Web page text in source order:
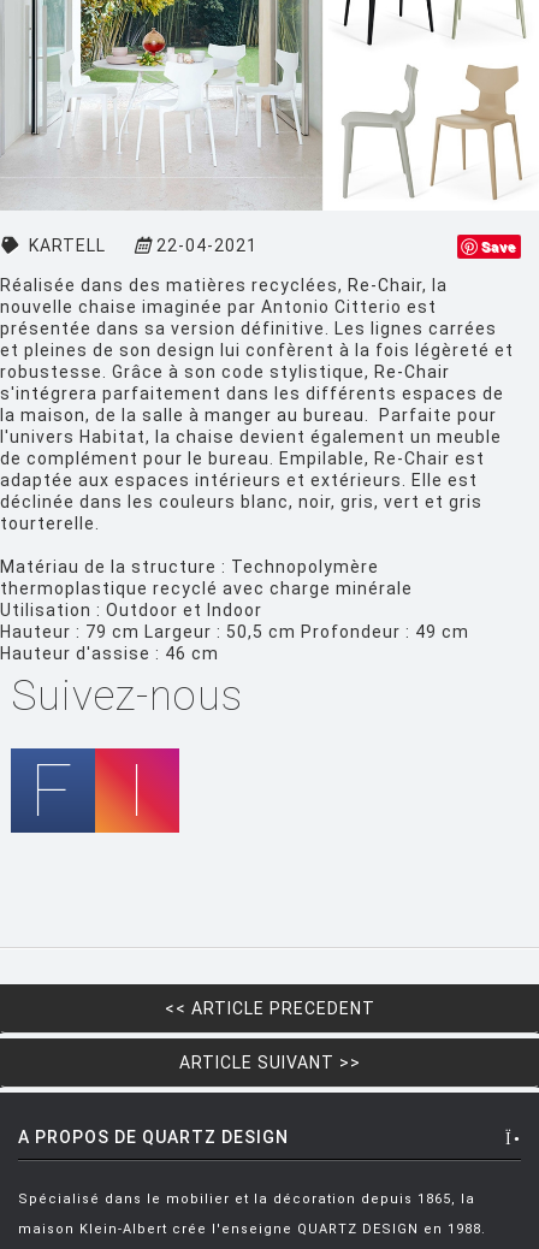
CLASSICON
CRASSEVIG
DESALTO
DESIGN HOUSE STOCKHOLM
EMU
ESTABLISHED AND SONS
ETHNICRAFT
FATBOY
FERMOB
FIAM
FLOS
FLYTE
FONTANA ARTE
FOSCARINI
FRITZ HANSEN
GANDIA BLASCO
GERVASONI
HÖFATS
INGO MAURER
KARTELL
KARTELL 22-04-2021 Save
Réalisée dans des matières recyclées, Re-Chair, la
nouvelle chaise imaginée par Antonio Citterio est
présentée dans sa version définitive. Les lignes carrées
et pleines de son design lui confèrent à la fois légèreté et
robustesse. Grâce à son code stylistique, Re-Chair
s'intégrera parfaitement dans les différents espaces de
la maison, de la salle à manger au bureau
. Parfaite pour
l'univers Habitat,
la chaise devient également un meuble
de complément pour le bureau. Empilable, Re-Chair est
adaptée aux espaces intérieurs et extérieurs. Elle est
déclinée dans les couleurs blanc, noir, gris, vert et gris
tourterelle.
Matériau de la structure : Technopolymère
thermoplastique recyclé avec charge minérale
Utilisation : Outdoor et Indoor
Hauteur : 79 cm Largeur : 50,5 cm Profondeur : 49 cm
Hauteur d'assise : 46 cm
Suivez-nous
<< ARTICLE PRECEDENT
ARTICLE SUIVANT >>
A PROPOS DE QUARTZ DESIGN
Spécialisé dans le mobilier et la décoration depuis 1865, la
maison Klein-Albert crée l'enseigne QUARTZ DESIGN en 1988.